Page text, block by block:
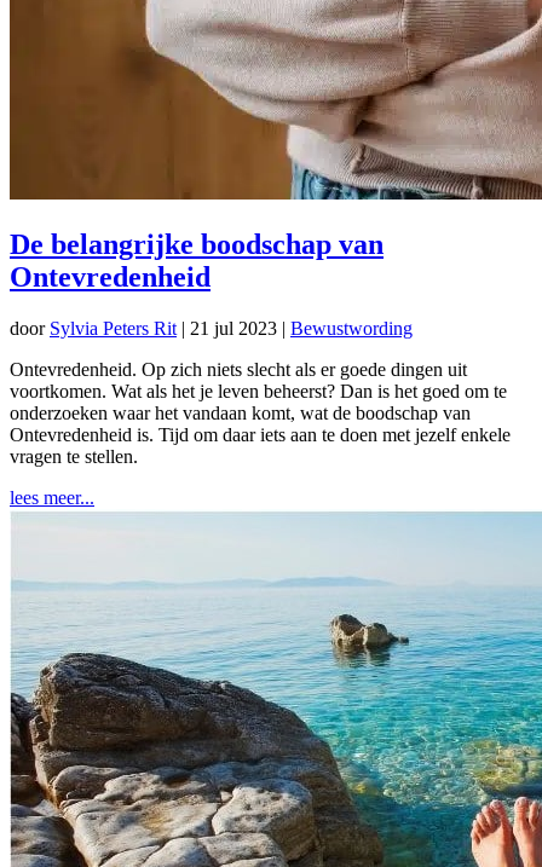
De belangrijke boodschap van
Ontevredenheid
door Sylvia Peters Rit | 21 jul 2023 | Bewustwording
Ontevredenheid. Op zich niets slecht als er goede dingen uit
voortkomen. Wat als het je leven beheerst? Dan is het goed om te
onderzoeken waar het vandaan komt, wat de boodschap van
Ontevredenheid is. Tijd om daar iets aan te doen met jezelf enkele
vragen te stellen.
lees meer...